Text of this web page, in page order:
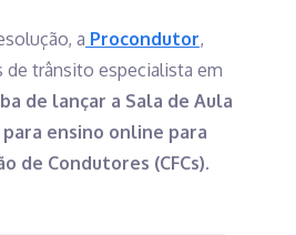
a Procondutor,
de trânsito especialista em
de lançar a Sala de Aula
ensino online para
de Condutores (CFCs).